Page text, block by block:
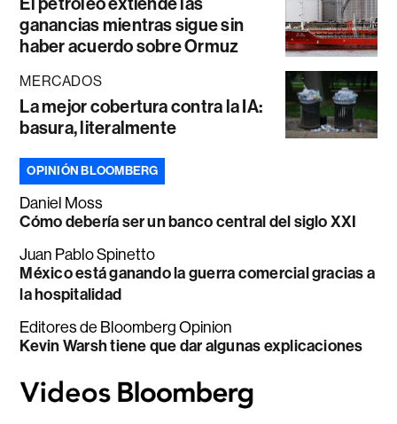
ganancias mientras sigue sin
haber acuerdo sobre Ormuz
MERCADOS
La mejor cobertura contra la IA:
basura, literalmente
OPINIÓN BLOOMBERG
Daniel Moss
Cómo debería ser un banco central del siglo XXI
Juan Pablo Spinetto
México está ganando la guerra comercial gracias a
la hospitalidad
Editores de Bloomberg Opinion
Kevin Warsh tiene que dar algunas explicaciones